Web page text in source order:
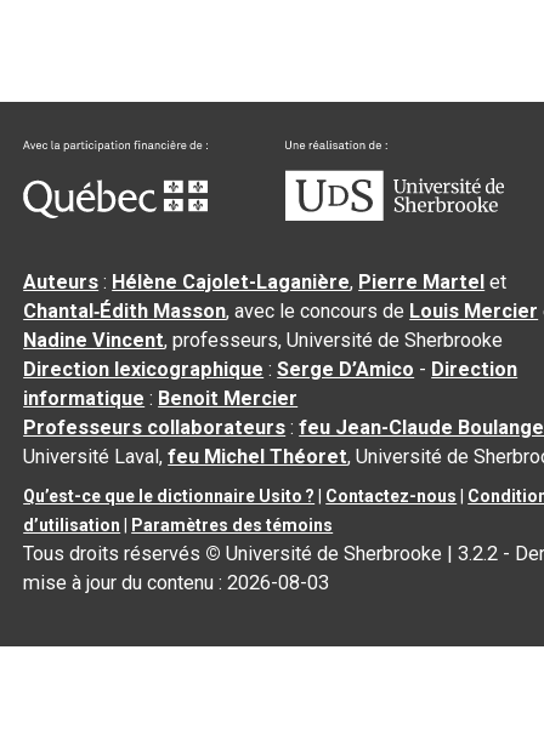
Auteurs : Hélène Cajolet-Laganière, Pierre Martel et
Chantal‑Édith Masson, avec le concours de Louis Mercier
Nadine Vincent, professeurs, Université de Sherbrooke
Direction lexicographique :Serge D’Amico - Direction
informatique : Benoit Mercier
Professeurs collaborateurs :feu Jean-Claude
Université Laval,feu Michel Théoret, Université de
Qu’est-ce que le dictionnaire Usito ? Contactez-nous
d’utilisation
Paramètres des témoins
Tous droits réservés © Université de Sherbrooke |3.2.2 -
mise à jour du contenu :2026-08-03